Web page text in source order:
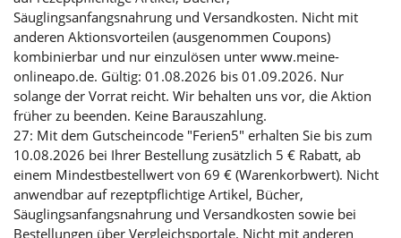
Säuglingsanfangsnahrung und Versandkosten. Nicht mit
anderen Aktionsvorteilen (ausgenommen Coupons)
kombinierbar und nur einzulösen unter www.meine-
onlineapo.de. Gültig: 01.08.2026 bis 01.09.2026. Nur
solange der Vorrat reicht. Wir behalten uns vor, die Aktion
früher zu beenden. Keine Barauszahlung.
27: Mit dem Gutscheincode "Ferien5" erhalten Sie bis zum
10.08.2026 bei Ihrer Bestellung zusätzlich 5 € Rabatt, ab
einem Mindestbestellwert von 69 € (Warenkorbwert). Nicht
anwendbar auf rezeptpflichtige Artikel, Bücher,
Säuglingsanfangsnahrung und Versandkosten sowie bei
Bestellungen über Vergleichsportale. Nicht mit anderen